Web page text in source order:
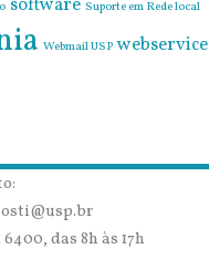
software Suporte em Rede local
Webmail USP webservice
6400, das 8h às 17h